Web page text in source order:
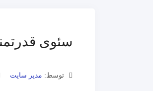
سئوی
توسط: مدیر سایت